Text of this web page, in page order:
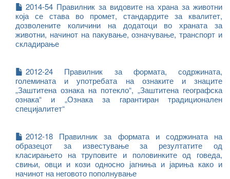
2014-54 Правилник за видовите на храна за животни
која се става во промет, стандардите за квалитет,
дозволените количини на додатоци во храната за
животни, начинот на пакување, означување, транспорт и
складирање
2012-24 Правилник за формата, содржината,
големината и употребата на ознаките и знаците
„Заштитена ознака на потекло“, „Заштитена географска
ознака“ и „Ознака за гарантиран традиционален
специјалитет“
2012-18 Правилник за формата и содржината на
образецот за известување за резултатите од
класирањето на труповите и половинките од говеда,
свињи, овци и кози односно јагниња и јариња како и
начинот на неговото пополнување